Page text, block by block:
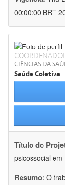
00:00:00 BRT
CIÊNCIAS DA
Saúde Coletiva
Título do
psicossocial
Resumo: O